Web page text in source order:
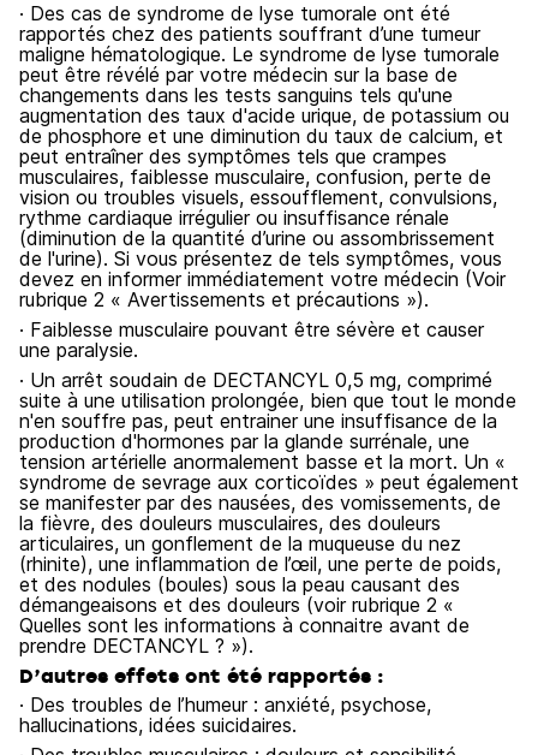
· Des cas de syndrome de lyse tumorale ont été
rapportés chez des patients souffrant d’une tumeur
maligne hématologique. Le syndrome de lyse tumorale
peut être révélé par votre médecin sur la base de
changements dans les tests sanguins tels qu'une
augmentation des taux d'acide urique, de potassium ou
de phosphore et une diminution du taux de calcium, et
peut entraîner des symptômes tels que crampes
musculaires, faiblesse musculaire, confusion, perte de
vision ou troubles visuels, essoufflement, convulsions,
rythme cardiaque irrégulier ou insuffisance rénale
(diminution de la quantité d’urine ou assombrissement
de l'urine). Si vous présentez de tels symptômes, vous
devez en informer immédiatement votre médecin (Voir
rubrique 2 « Avertissements et précautions »).
· Faiblesse musculaire pouvant être sévère et causer
une paralysie.
· Un arrêt soudain de DECTANCYL 0,5 mg, comprimé
suite à une utilisation prolongée, bien que tout le monde
n'en souffre pas, peut entrainer une insuffisance de la
production d'hormones par la glande surrénale, une
tension artérielle anormalement basse et la mort. Un «
syndrome de sevrage aux corticoïdes » peut également
se manifester par des nausées, des vomissements, de
la fièvre, des douleurs musculaires, des douleurs
articulaires, un gonflement de la muqueuse du nez
(rhinite), une inflammation de l’œil, une perte de poids,
et des nodules (boules) sous la peau causant des
démangeaisons et des douleurs (voir rubrique 2 «
Quelles sont les informations à connaitre avant de
prendre DECTANCYL ? »).
D’autres effets ont été rapportés :
· Des troubles de l’humeur : anxiété, psychose,
hallucinations, idées suicidaires.